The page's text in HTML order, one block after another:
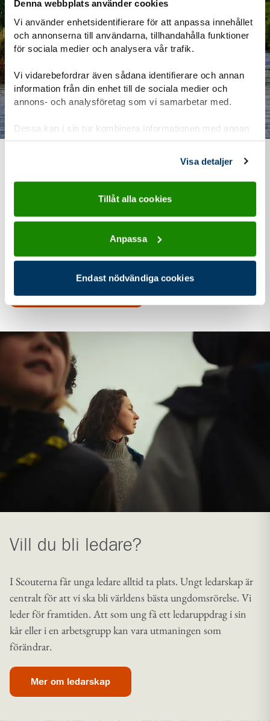
Denna webbplats använder cookies
Vi använder enhetsidentifierare för att anpassa innehållet
och annonserna till användarna, tillhandahålla funktioner
för sociala medier och analysera vår trafik.
Vi vidarebefordrar även sådana identifierare och annan
information från din enhet till de sociala medier och
annons- och analysföretag som vi samarbetar med.
Dessa kan i sin tur kombinera informationen med annan
information som du har tillhandahållit eller som de har
Visa detaljer
Tillåt alla cookies
Anpassa
Endast nödvändiga cookies
försöker vi hålla nere kostnaderna så mycket som möjligt.
Behöver du hjälp kan du få pengar från Scouternas
stödfond.
Vill du bli ledare?
I Scouterna får unga ledare alltid ta plats. Ungt ledarskap är
centralt för att vi ska bli världens bästa ungdomsrörelse. Vi
leder för framtiden. Att som ung få ett ledaruppdrag i sin
kår eller i en arbetsgrupp kan vara utmaningen som
förändrar.
Mer om ledarskap